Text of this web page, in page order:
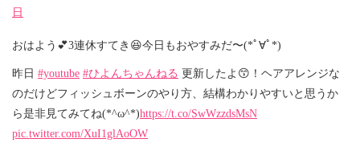
日
おはよう💕3連休すてき😆今日もおやすみだ〜(*ﾟ∀ﾟ*)
昨日 #youtube #ひよんちゃんねる 更新したよ😙！ヘアアレンジな
のだけどフィッシュボーンのやり方、結構わかりやすいと思うか
ら是非見てみてね(*^ω^*)https://t.co/SwWzzdsMsN
pic.twitter.com/XuI1glAoOW